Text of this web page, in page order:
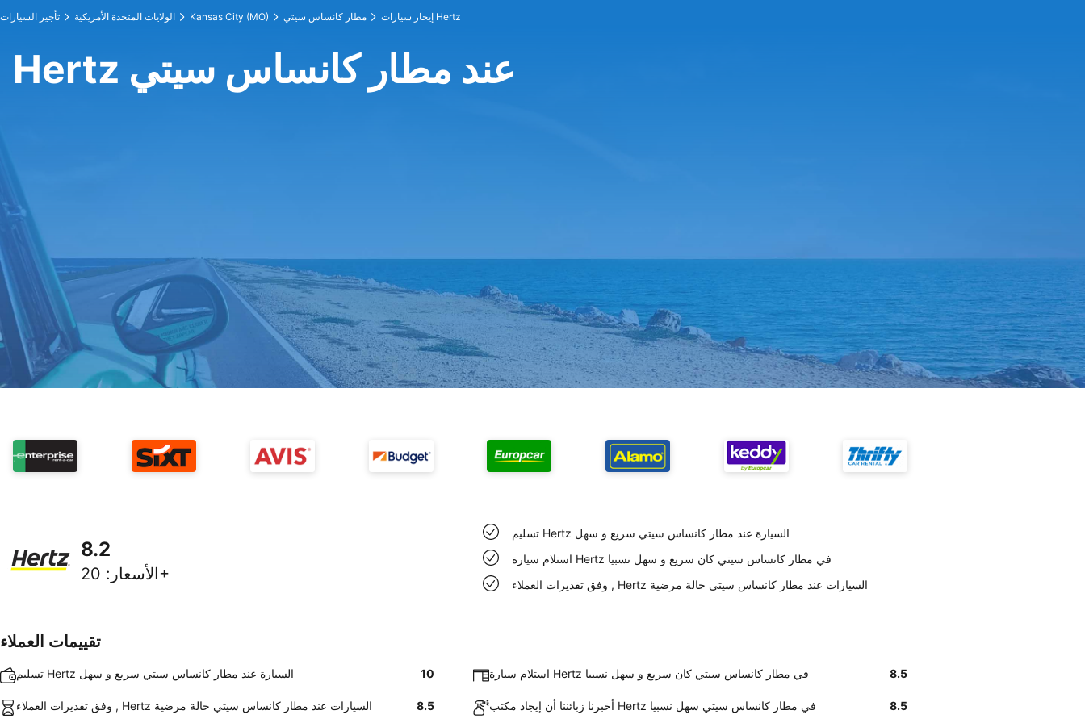
تأجير السيارات الولايات المتحدة الأمريكية Kansas City (MO) مطار كانساس سيتي إيجار سيارات Hertz
Hertz عند مطار كانساس سيتي
8.2
الأسعار : 20+
تسليم Hertz السيارة عند مطار كانساس سيتي سريع و سهل
استلام سيارة Hertz في مطار كانساس سيتي كان سريع و سهل نسبيا
وفق تقديرات العملاء , Hertz السيارات عند مطار كانساس سيتي حالة مرضية
تقييمات العملاء
تسليم Hertz السيارة عند مطار كانساس سيتي سريع و سهل 10 استلام سيارة Hertz في مطار كانساس سيتي كان سريع و سهل نسبيا 8.5
وفق تقديرات العملاء , Hertz السيارات عند مطار كانساس سيتي حالة مرضية 8.5 أخبرنا زبائننا أن إيجاد مكتب Hertz في مطار كانساس سيتي سهل نسبيا 8.5